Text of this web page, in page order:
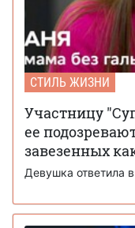
СТИЛЬ ЖИЗНИ
Участницу
ее
завезенных
Девушка ответила